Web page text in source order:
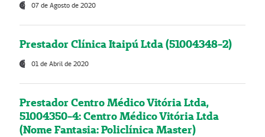
07 de Agosto de 2020
Prestador Clínica Itaipú Ltda (51004348-2)
01 de Abril de 2020
Prestador Centro Médico Vitória Ltda,
51004350-4: Centro Médico Vitória Ltda
(Nome Fantasia: Policlínica Master)